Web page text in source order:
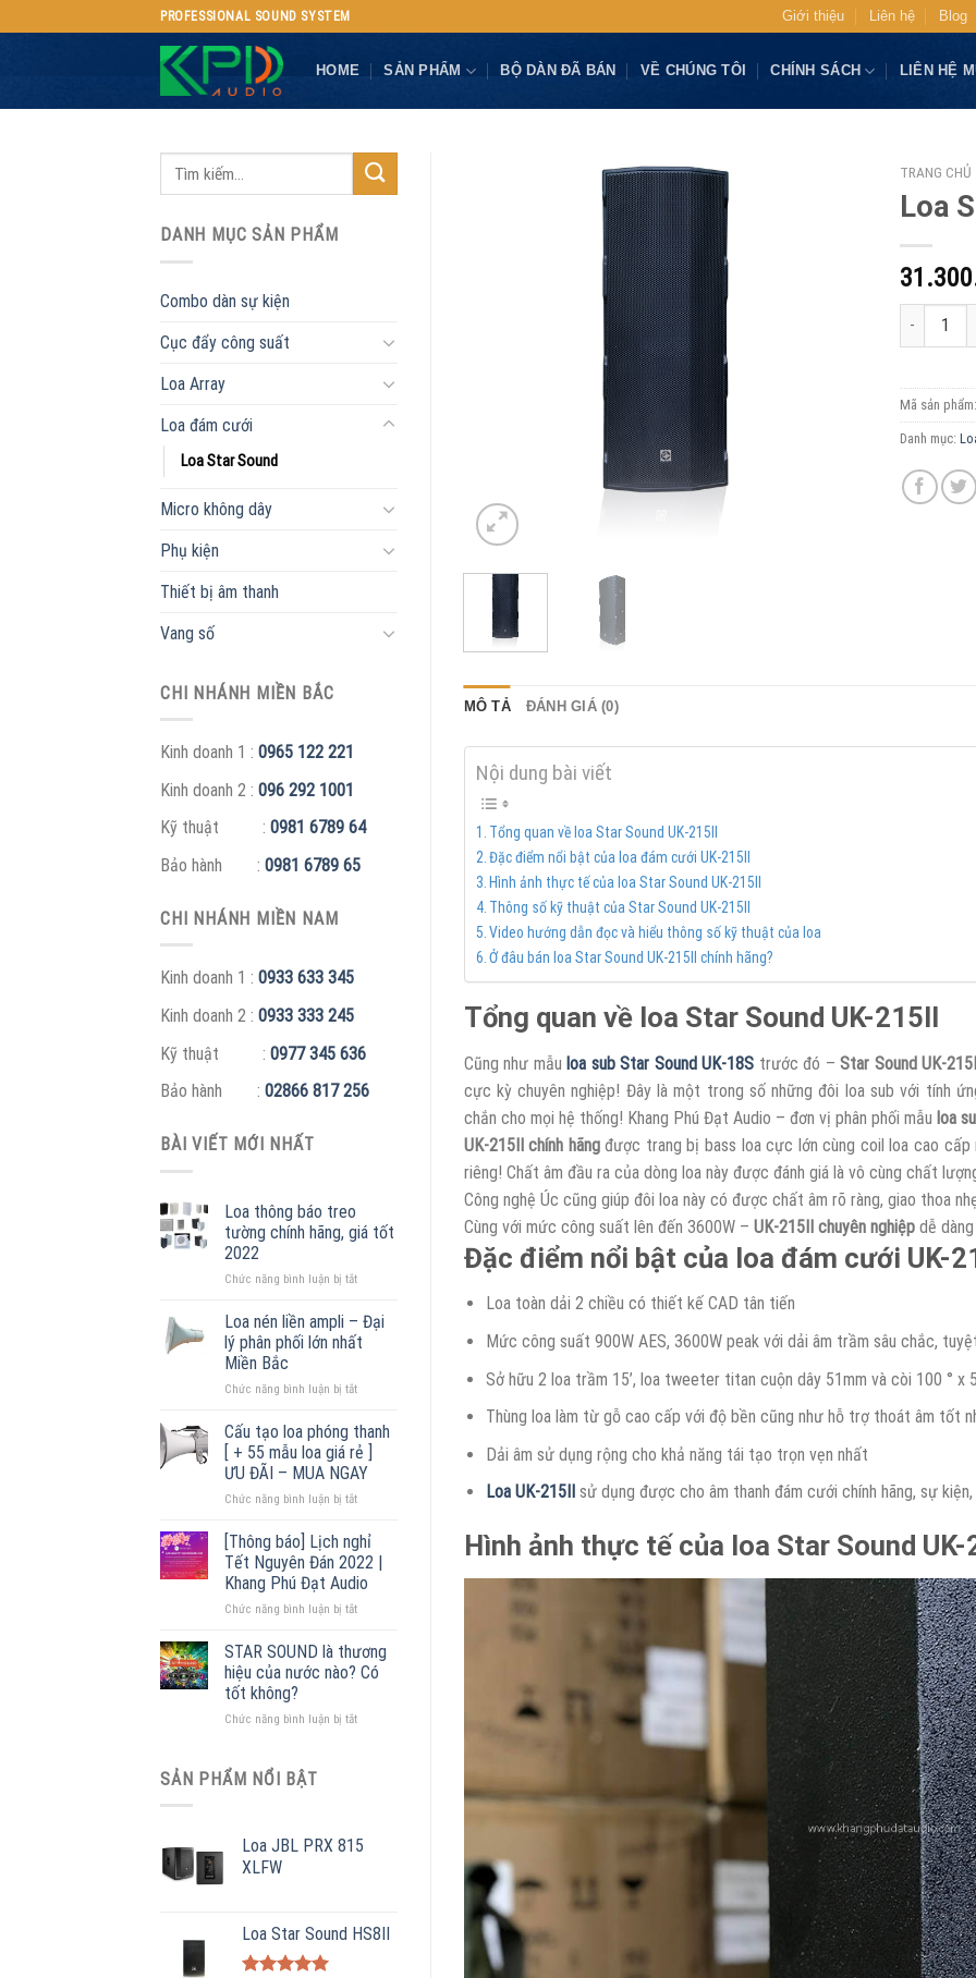
to
PROFESSIONAL SOUND SYSTEM Giới thiệu Liên hệ Blog
HOME SẢN PHẨM BỘ DÀN ĐÃ BÁN VỀ CHÚNG TÔI CHÍNH SÁCH LIÊN HỆ
DANH MỤC SẢN PHẨM
Combo dàn sự kiện
Cục đẩy công suất
Loa Array
Loa đám cưới
Loa Star Sound
Micro không dây
Phụ kiện
Thiết bị âm thanh
Vang số
CHI NHÁNH MIỀN BẮC
Kinh doanh 1 : 0965 122 221
Kinh doanh 2 : 096 292 1001
Kỹ thuật : 0981 6789 64
Bảo hành : 0981 6789 65
CHI NHÁNH MIỀN NAM
Kinh doanh 1 : 0933 633 345
Kinh doanh 2 : 0933 333 245
Kỹ thuật : 0977 345 636
Bảo hành : 02866 817 256
BÀI VIẾT MỚI NHẤT
Loa thông báo treo
tường chính hãng, giá tốt
2022
Chức năng bình luận bị tắtở
thông
báo
treo
chính
giá
tốt
2022
Loa nén liền ampli – Đại
lý phân phối lớn nhất
Miền Bắc
Chức năng bình luận bị tắtở
nén
liền
ampli
–
Đại
phân
phối
lớn
nhất
Miền
Cấu tạo loa phóng thanh
[ + 55 mẫu loa giá rẻ ]
ƯU ĐÃI – MUA NGAY
Chức năng bình luận bị tắtở
tạo
loa
phóng
thanh
[
55
mẫu
loa
rẻ
[Thông báo] Lịch nghỉ
Tết Nguyên Đán 2022 |
Khang Phú Đạt Audio
Chức năng bình luận bị tắtở
báo]
Lịch
nghỉ
Nguyên
Audio
STAR SOUND là thương
hiệu của nước nào? Có
tốt không?
Chức năng bình luận bị tắtở
nước
SẢN PHẨM NỔI BẬT
Loa JBL PRX 815
XLFW
Loa Star Sound HS8II
TRANG CHỦ
Loa
Loa Star
Mã sản
Danh mục:
MÔ TẢ ĐÁNH GIÁ (0)
Nội dung bài viết
Tổng quan về loa Star Sound UK-215II
Đặc điểm nổi bật của loa đám cưới UK-215II
Hình ảnh thực tế của loa Star Sound UK-215II
Thông số kỹ thuật của Star Sound UK-215II
Video hướng dẫn đọc và hiểu thông số kỹ thuật của loa
Ở đâu bán loa Star Sound UK-215II chính hãng?
Tổng quan về loa Star Sound UK-215II
Cũng như mẫu loa sub Star Sound UK-18S trước đó – Star Sound UK-
cực kỳ chuyên nghiệp! Đây là một trong số những đôi loa sub với tính
chắn cho mọi hệ thống! Khang Phú Đạt Audio – đơn vị phân phối mẫu loa
UK-215II chính hãngđược trang bị bass loa cực lớn cùng coil loa cao
riêng! Chất âm đầu ra của dòng loa này được đánh giá là vô cùng chất
Công nghệ Úc cũng giúp đôi loa này có được chất âm rõ ràng, giao thoa
Cùng với mức công suất lên đến 3600W – UK-215II chuyên nghiệpdễ dàng
Đặc điểm nổi bật của loa đám cưới UK-
Loa toàn dải 2 chiều có thiết kế CAD tân tiến
Mức công suất 900W AES, 3600W peak với dải âm trầm sâu chắc,
Sở hữu 2 loa trầm 15’, loa tweeter titan cuộn dây 51mm và còi 100 ° x
Thùng loa làm từ gỗ cao cấp với độ bền cũng như hỗ trợ thoát âm tốt
Dải âm sử dụng rộng cho khả năng tái tạo trọn vẹn nhất
Loa UK-215II
sử dụng được cho âm thanh đám cưới chính hãng, sự
Hình ảnh thực tế của loa Star Sound UK-